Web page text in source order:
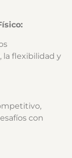
la flexibilidad y
con